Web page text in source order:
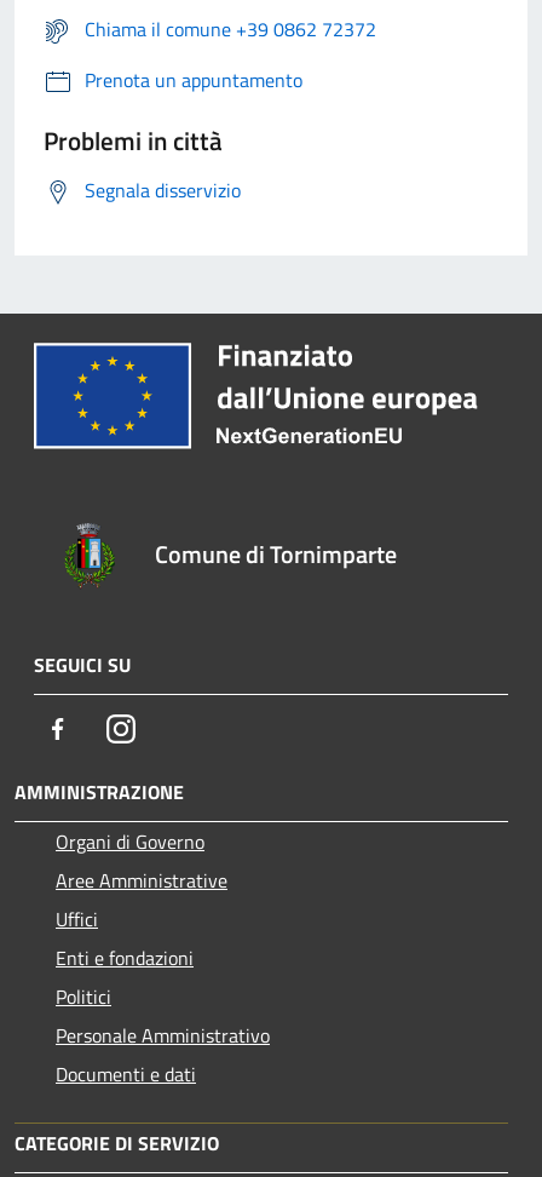
Chiama il comune +39 0862 72372
Prenota un appuntamento
Problemi in città
Segnala disservizio
Comune di Tornimparte
SEGUICI SU
FacebookInstagram
AMMINISTRAZIONE
Organi di Governo
Aree Amministrative
Uffici
Enti e fondazioni
Politici
Personale Amministrativo
Documenti e dati
CATEGORIE DI SERVIZIO